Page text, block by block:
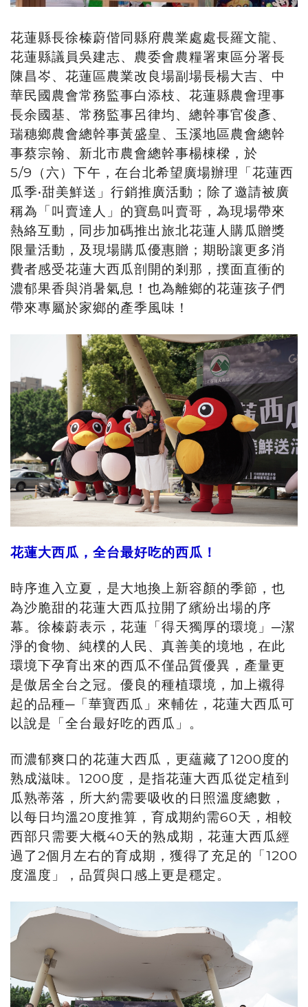
花蓮縣長徐榛蔚偕同縣府農業處處長羅文龍、
花蓮縣議員吳建志、農委會農糧署東區分署長
陳昌岑、花蓮區農業改良場副場長楊大吉、中
華民國農會常務監事白添枝、花蓮縣農會理事
長余國基、常務監事呂律均、總幹事官俊彥、
瑞穗鄉農會總幹事黃盛皇、玉溪地區農會總幹
事蔡宗翰、新北市農會總幹事楊棟樑，於
5/9（六）下午，在台北希望廣場辦理「花蓮西
瓜季•甜美鮮送」行銷推廣活動；除了邀請被廣
稱為「叫賣達人」的寶島叫賣哥，為現場帶來
熱絡互動，同步加碼推出旅北花蓮人購瓜贈獎
限量活動，及現場購瓜優惠贈；期盼讓更多消
費者感受花蓮大西瓜剖開的剎那，撲面直衝的
濃郁果香與消暑氣息！也為離鄉的花蓮孩子們
帶來專屬於家鄉的產季風味！
花蓮大西瓜，全台最好吃的西瓜！
時序進入立夏，是大地換上新容顏的季節，也
為沙脆甜的花蓮大西瓜拉開了繽紛出場的序
幕。徐榛蔚表示，花蓮「得天獨厚的環境」─潔
淨的食物、純樸的人民、真善美的境地，在此
環境下孕育出來的西瓜不僅品質優異，產量更
是傲居全台之冠。優良的種植環境，加上襯得
起的品種─「華寶西瓜」來輔佐，花蓮大西瓜可
以說是「全台最好吃的西瓜」。
而濃郁爽口的花蓮大西瓜，更蘊藏了1200度的
熟成滋味。1200度，是指花蓮大西瓜從定植到
瓜熟蒂落，所大約需要吸收的日照溫度總數，
以每日均溫20度推算，育成期約需60天，相較
西部只需要大概40天的熟成期，花蓮大西瓜經
過了2個月左右的育成期，獲得了充足的「1200
度溫度」，品質與口感上更是穩定。